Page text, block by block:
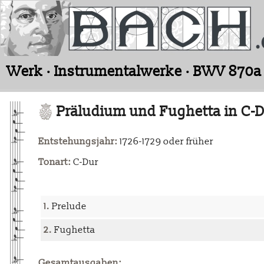
Werk · Instrumentalwerke · BWV 870a
Präludium und Fughetta in C-
Entstehungsjahr: 1726-1729 oder früher
Tonart: C-Dur
1. Prelude
2. Fughetta